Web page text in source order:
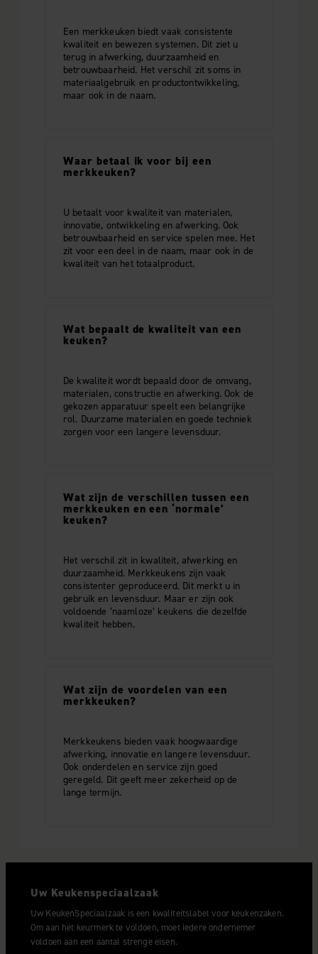
Een merkkeuken biedt vaak consistente
kwaliteit en bewezen systemen. Dit ziet u
terug in afwerking, duurzaamheid en
betrouwbaarheid. Het verschil zit soms in
materiaalgebruik en productontwikkeling,
maar ook in de naam.
Waar betaal ik voor bij een
merkkeuken?
U betaalt voor kwaliteit van materialen,
innovatie, ontwikkeling en afwerking. Ook
betrouwbaarheid en service spelen mee. Het
zit voor een deel in de naam, maar ook in de
kwaliteit van het totaalproduct.
Wat bepaalt de kwaliteit van een
keuken?
De kwaliteit wordt bepaald door de omvang,
materialen, constructie en afwerking. Ook de
gekozen apparatuur speelt een belangrijke
rol. Duurzame materialen en goede techniek
zorgen voor een langere levensduur.
Wat zijn de verschillen tussen een
merkkeuken en een ‘normale’
keuken?
Het verschil zit in kwaliteit, afwerking en
duurzaamheid. Merkkeukens zijn vaak
consistenter geproduceerd. Dit merkt u in
gebruik en levensduur. Maar er zijn ook
voldoende ‘naamloze’ keukens die dezelfde
kwaliteit hebben.
Wat zijn de voordelen van een
merkkeuken?
Merkkeukens bieden vaak hoogwaardige
afwerking, innovatie en langere levensduur.
Ook onderdelen en service zijn goed
geregeld. Dit geeft meer zekerheid op de
lange termijn.
Uw Keukenspeciaalzaak
Uw KeukenSpeciaalzaak is een kwaliteitslabel voor keukenzaken.
Om aan het keurmerk te voldoen, moet iedere ondernemer
voldoen aan een aantal strenge eisen.